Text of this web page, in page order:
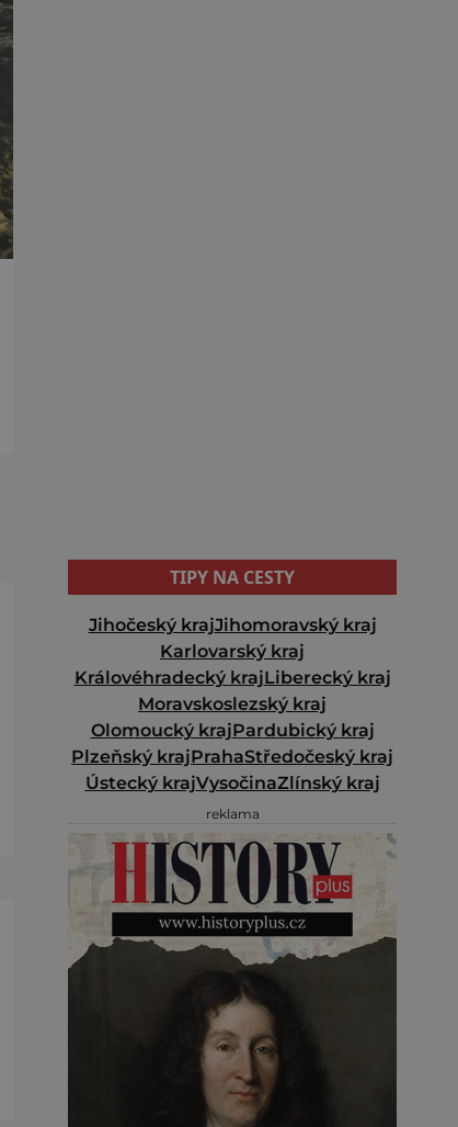
TIPY NA CESTY
Jihočeský krajJihomoravský kraj
Karlovarský kraj
Královéhradecký krajLiberecký kraj
Moravskoslezský kraj
Olomoucký krajPardubický kraj
Plzeňský krajPrahaStředočeský kraj
Ústecký krajVysočinaZlínský kraj
reklama